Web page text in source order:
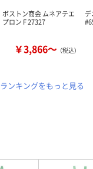
ボストン商会 ムネアテエ
プロン F 27327
￥3,866～ （税込）
ランキングをもっと見る